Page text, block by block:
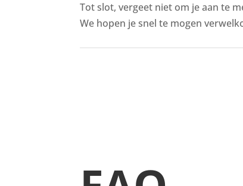
Tot slot, vergeet niet om je aan te
We hopen je snel te mogen